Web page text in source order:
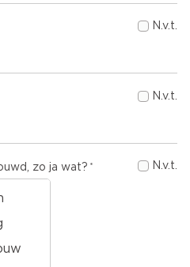
N.v.t.
N.v.t.
zo ja wat? N.v.t.